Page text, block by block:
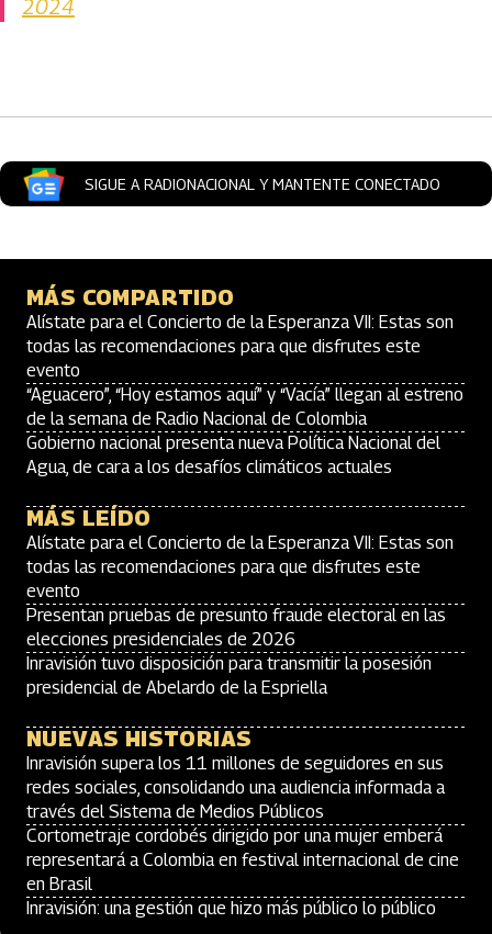
2024
SIGUE A RADIONACIONAL Y MANTENTE CONECTADO
MÁS COMPARTIDO
Alístate para el Concierto de la Esperanza VII: Estas son
todas las recomendaciones para que disfrutes este
evento
“Aguacero”, “Hoy estamos aquí” y “Vacía” llegan al estreno
de la semana de Radio Nacional de Colombia
Gobierno nacional presenta nueva Política Nacional del
Agua, de cara a los desafíos climáticos actuales
MÁS LEÍDO
Alístate para el Concierto de la Esperanza VII: Estas son
todas las recomendaciones para que disfrutes este
evento
Presentan pruebas de presunto fraude electoral en las
elecciones presidenciales de 2026
Inravisión tuvo disposición para transmitir la posesión
presidencial de Abelardo de la Espriella
NUEVAS HISTORIAS
Inravisión supera los 11 millones de seguidores en sus
redes sociales, consolidando una audiencia informada a
través del Sistema de Medios Públicos
Cortometraje cordobés dirigido por una mujer emberá
representará a Colombia en festival internacional de cine
en Brasil
Inravisión: una gestión que hizo más público lo público